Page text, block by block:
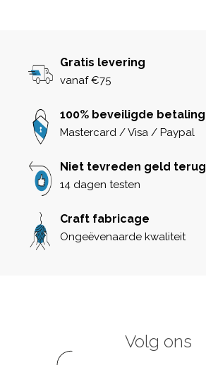
Gratis levering
vanaf €75
100% beveiligde betaling
Mastercard / Visa / Paypal
Niet tevreden geld terug
14 dagen testen
Craft fabricage
Ongeëvenaarde kwaliteit
Volg ons